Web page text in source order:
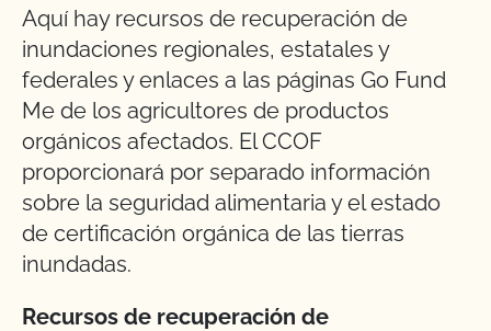
Aquí hay recursos de recuperación de
inundaciones regionales, estatales y
federales y enlaces a las páginas Go Fund
Me de los agricultores de productos
orgánicos afectados. El CCOF
proporcionará por separado información
sobre la seguridad alimentaria y el estado
de certificación orgánica de las tierras
inundadas.
Recursos de recuperación de